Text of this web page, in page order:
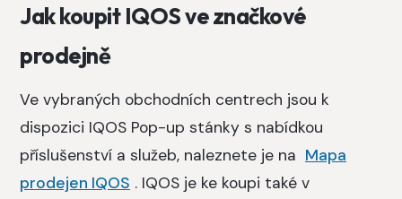
Jak koupit IQOS ve značkové
prodejně
Ve vybraných obchodních centrech jsou k
dispozici IQOS Pop-up stánky s nabídkou
příslušenství a služeb, naleznete je na Mapa
prodejen IQOS . IQOS je ke koupi také v